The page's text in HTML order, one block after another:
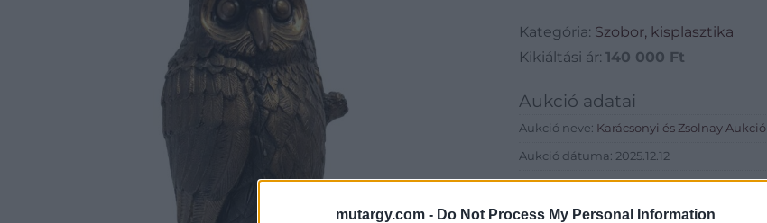
mutargy.com - Do Not Process My Personal Information
Kategória: Szobor, kisplasztika
Kikiáltási ár: 140 000 Ft
Aukció adatai
Aukció neve: Karácsonyi és Zsolnay Aukció
Aukció dátuma: 2025.12.12
Aukció ideje: 18:00
Aukció helye: Öttevény, Földváry Kastély